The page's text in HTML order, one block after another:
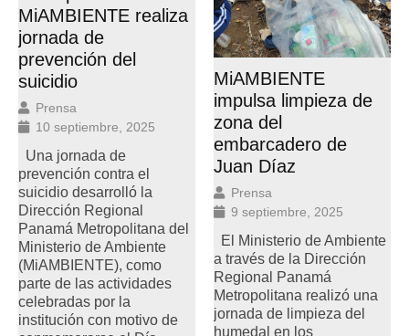
MiAMBIENTE realiza
jornada de
prevención del
suicidio
Prensa
10 septiembre, 2025
Una jornada de
prevención contra el
suicidio desarrolló la
Dirección Regional
Panamá Metropolitana del
Ministerio de Ambiente
(MiAMBIENTE), como
parte de las actividades
celebradas por la
institución con motivo de
MiAMBIENTE
impulsa limpieza de
zona del
embarcadero de
Juan Díaz
Prensa
9 septiembre, 2025
El Ministerio de Ambiente
a través de la Dirección
Regional Panamá
Metropolitana realizó una
jornada de limpieza del
humedal en los